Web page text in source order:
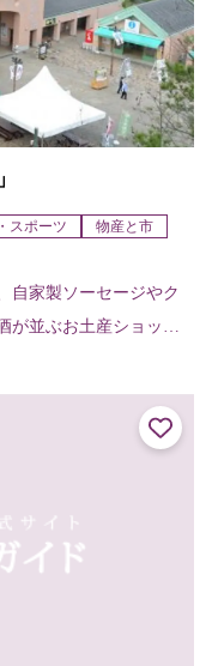
スポーツ
物産と市
自家製ソーセージやク
が並ぶお土産ショップ